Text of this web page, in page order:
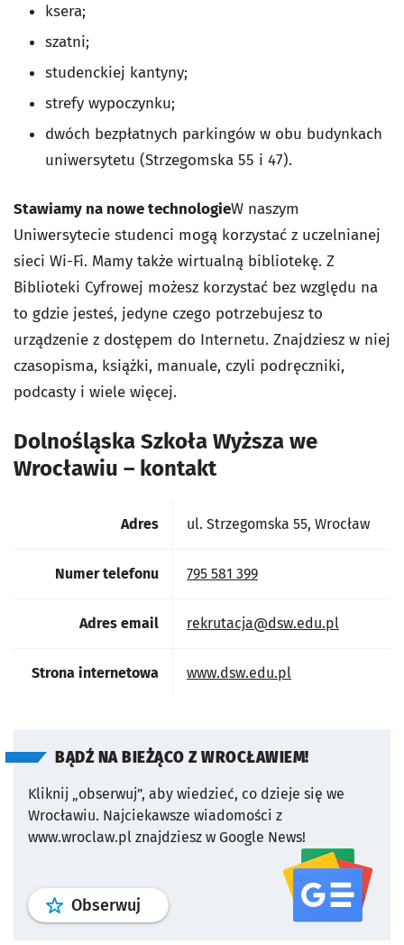
ksera;
szatni;
studenckiej kantyny;
strefy wypoczynku;
dwóch bezpłatnych parkingów w obu budynkach
uniwersytetu (Strzegomska 55 i 47).
Stawiamy na nowe technologieW naszym
Uniwersytecie studenci mogą korzystać z uczelnianej
sieci Wi-Fi. Mamy także wirtualną bibliotekę. Z
Biblioteki Cyfrowej możesz korzystać bez względu na
to gdzie jesteś, jedyne czego potrzebujesz to
urządzenie z dostępem do Internetu. Znajdziesz w niej
czasopisma, książki, manuale, czyli podręczniki,
podcasty i wiele więcej.
Dolnośląska Szkoła Wyższa we
Wrocławiu – kontakt
Adres ul. Strzegomska 55, Wrocław
Numer telefonu 795 581 399
Adres email rekrutacja@dsw.edu.pl
Strona internetowa www.dsw.edu.pl
BĄDŹ NA BIEŻĄCO Z WROCŁAWIEM!
Kliknij „obserwuj”, aby wiedzieć, co dzieje się we
Wrocławiu. Najciekawsze wiadomości z
www.wroclaw.pl znajdziesz w Google News!
Obserwuj profil serwisu